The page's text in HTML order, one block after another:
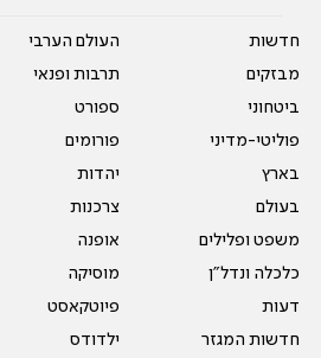
חדשות
מבזקים
ביטחוני
פוליטי-מדיני
בארץ
בעולם
משפט ופלילים
כלכלה ונדל"ן
דעות
חדשות המגזר
העולם הערבי
תרבות ופנאי
ספורט
פורומים
יהדות
צרכנות
אופנה
מוסיקה
פיוטקאסט
ילדודס